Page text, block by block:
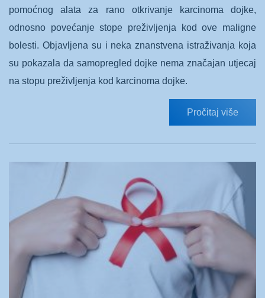
pomoćnog alata za rano otkrivanje karcinoma dojke,
odnosno povećanje stope preživljenja kod ove maligne
bolesti. Objavljena su i neka znanstvena istraživanja koja
su pokazala da samopregled dojke nema značajan utjecaj
na stopu preživljenja kod karcinoma dojke.
Pročitaj više